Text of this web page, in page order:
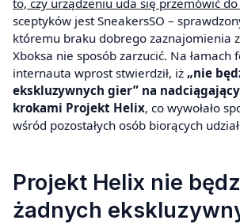
to, czy urządzeniu uda się przemówić do
sceptyków jest SneakersSO –
któremu braku dobrego zaznajomienia
Xboksa nie sposób zarzucić. Na łamach
internauta wprost stwierdził, iż „nie
ekskluzywnych gier” na
krokami Projekt Helix, co wywołało
wśród pozostałych osób biorących
Projekt Helix nie
żadnych